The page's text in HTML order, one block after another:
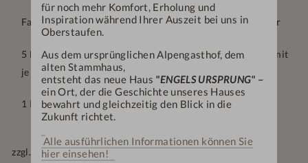
für noch mehr Komfort, Erholung und
Inspiration während Ihrer Auszeit bei uns in
Oberstaufen.
Aus dem ursprünglichen Alpengasthof, dem
alten Stammhaus,
entsteht das neue Haus "ENGELS URSPRUNG" –
ein Ort, der die Geschichte unseres Hauses
bewahrt und gleichzeitig den Blick in die
Zukunft richtet.
Alle ausführlichen Informationen können Sie
hier einsehen!
Fastenbegleitung mit Ihrer Gastgeberin Angelika Schädler
5 Detox-Kräuter-Leberwickel im Wasserbett (á 25 Min.) mit
je einem Glas Tee
1 Rückenmassage (25 Min.)
zzgl. Arztkosten